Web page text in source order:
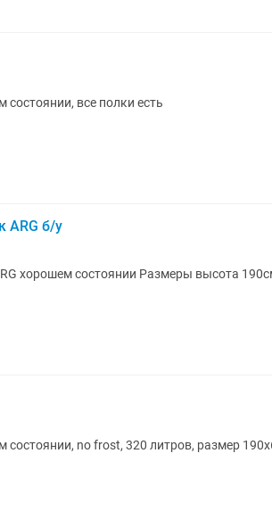
все полки есть
ARG б/у
хорошем состоянии Размеры высота
состоянии, no frost, 320 литров, размер